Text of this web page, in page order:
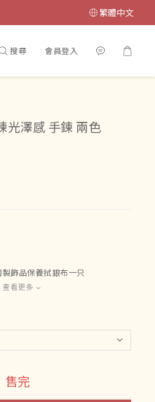
繁體中文
政策及付款方式 條款與細則
搜尋 會員登入
光澤感 手鍊 兩色
飾品保養拭銀布一只
查看更多
售完